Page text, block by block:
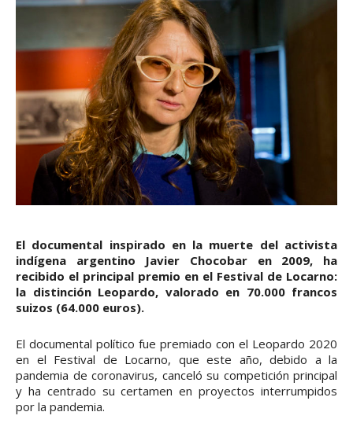
El documental inspirado en la muerte del activista
indígena argentino Javier Chocobar en 2009, ha
recibido el principal premio en el Festival de Locarno:
la distinción Leopardo, valorado en 70.000 francos
suizos (64.000 euros).
El documental político fue premiado con el Leopardo 2020
en el Festival de Locarno, que este año, debido a la
pandemia de coronavirus, canceló su competición principal
y ha centrado su certamen en proyectos interrumpidos
por la pandemia.